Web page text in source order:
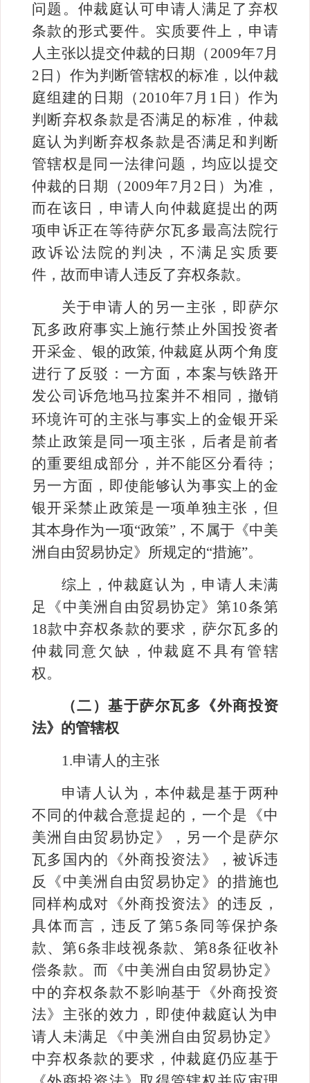
问题。仲裁庭认可申请人满足了弃权
条款的形式要件。实质要件上，申请
人主张以提交仲裁的日期（ 2009年7月
2 日） 作为判断管辖权的标准，以仲裁
庭组建的日期（ 2010年7 月 1 日）作为
判断弃权条款是否满足的标准，仲裁
庭认为判断弃权条款是否满足和判断
管辖权是同一法律问题，均应以提交
仲裁的日期（ 2009年7 月 2 日）为准，
而在该日，申请人向仲裁庭提出的两
项申诉正在等待萨尔瓦多最高法院行
政诉讼法院的判决，不满足实质要
件，故而申请人违反了弃权条款。
关于申请人的另一主张，即萨尔
瓦多政府事实上施行禁止外国投资者
开采金、银的政策, 仲裁庭从两个角度
进行了反驳：一方面，本案与铁路开
发公司诉危地马拉案并不相同，撤销
环境许可的主张与事实上的金银开采
禁止政策是同一项主张，后者是前者
的重要组成部分，并不能区分看待；
另一方面，即使能够认为事实上的金
银开采禁止政策是一项单独主张，但
其本身作为一项“政策”，不属于《中美
洲自由贸易协定》所规定的“措施”。
综上，仲裁庭认为，申请人未满
足《中美洲自由贸易协定》第10条第
18款中弃权条款的要求，萨尔瓦多的
仲裁同意欠缺，仲裁庭不具有管辖
权。
（二）基于萨尔瓦多《外商投资
法》的管辖权
1.申请人的主张
申请人认为，本仲裁是基于两种
不同的仲裁合意提起的，一个是《中
美洲自由贸易协定》，另一个是萨尔
瓦多国内的《外商投资法》，被诉违
反《中美洲自由贸易协定》的措施也
同样构成对《外商投资法》的违反，
具体而言，违反了第5条同等保护条
款、第6条非歧视条款、第8条征收补
偿条款。而《中美洲自由贸易协定》
中的弃权条款不影响基于《外商投资
法》主张的效力，即使仲裁庭认为申
请人未满足《中美洲自由贸易协定》
中弃权条款的要求，仲裁庭仍应基于